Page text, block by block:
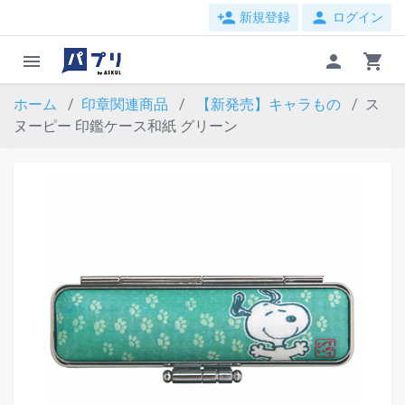
person_add 新規登録 person ログイン
menu person shopping_cart
ホーム 印章関連商品 【新発売】キャラもの
ス
ヌーピー 印鑑ケース和紙 グリーン